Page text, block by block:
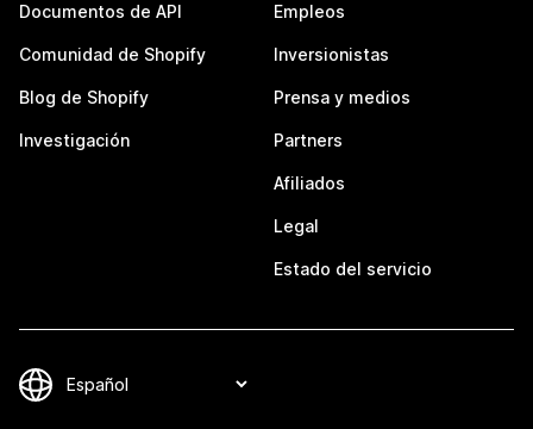
Documentos de API
Comunidad de Shopify
Blog de Shopify
Investigación
Empleos
Inversionistas
Prensa y medios
Partners
Afiliados
Legal
Estado del servicio